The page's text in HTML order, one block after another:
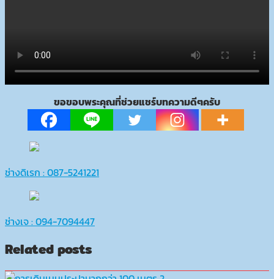
ขอขอบพระคุณที่ช่วยแชร์บทความดีๆครับ
แนะแนว
เรื่อง
ช่างดิเรก : 087-5241221
ช่างเจ : 094-7094447
Related posts